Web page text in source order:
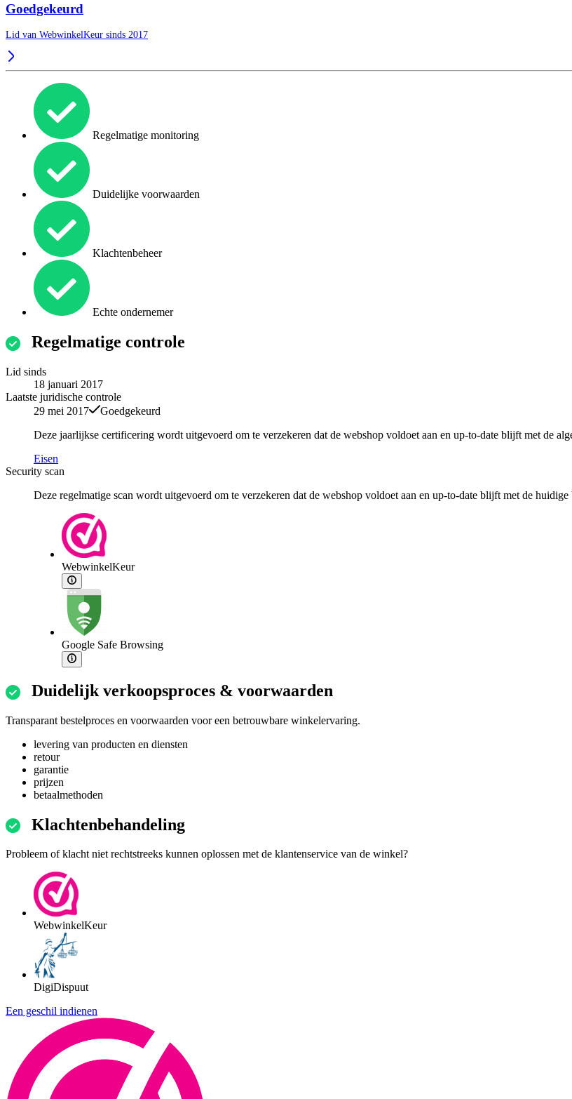
Goedgekeurd
Lid van WebwinkelKeur sinds 2017
Regelmatige monitoring
Duidelijke voorwaarden
Klachtenbeheer
Echte ondernemer
Regelmatige controle
Lid sinds
18 januari 2017
Laatste juridische controle
29 mei 2017
Goedgekeurd
Deze jaarlijkse certificering wordt uitgevoerd om te verzekeren dat de webshop voldoet aan en up-to-date blijft met de
Eisen
Security scan
Deze regelmatige scan wordt uitgevoerd om te verzekeren dat de webshop voldoet aan en up-to-date blijft met de
WebwinkelKeur
Google Safe Browsing
Duidelijk verkoopsproces & voorwaarden
Transparant bestelproces en voorwaarden voor een betrouwbare winkelervaring.
levering van producten en diensten
retour
garantie
prijzen
betaalmethoden
Klachtenbehandeling
Probleem of klacht niet rechtstreeks kunnen oplossen met de klantenservice van de winkel?
WebwinkelKeur
DigiDispuut
Een geschil indienen